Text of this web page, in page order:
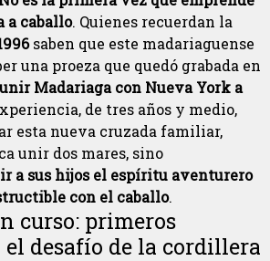
a caballo. Quienes recuerdan la
saben que este madariaguense
una proeza que quedó grabada en
unir Madariaga con Nueva York a
de tres años y medio,
esta nueva cruzada familiar,
unir dos mares, sino
a sus hijos el espíritu aventurero
con el caballo.
curso: primeros
desafío de la cordillera